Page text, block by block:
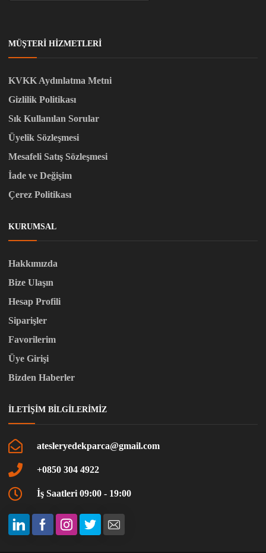
MÜŞTERI HIZMETLERI
KVKK Aydınlatma Metni
Gizlilik Politikası
Sık Kullanılan Sorular
Üyelik Sözleşmesi
Mesafeli Satış Sözleşmesi
İade ve Değişim
Çerez Politikası
KURUMSAL
Hakkımızda
Bize Ulaşın
Hesap Profili
Siparişler
Favorilerim
Üye Girişi
Bizden Haberler
İLETIŞIM BILGILERIMIZ
atesleryedekparca@gmail.com
+0850 304 4922
İş Saatleri 09:00 - 19:00